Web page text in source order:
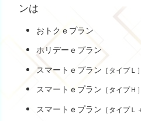
ンは
おトクｅプラン
ホリデーｅプラン
スマートｅプラン ［タイプＬ］
スマートｅプラン ［タイプＨ］
スマートｅプラン ［タイプＬ